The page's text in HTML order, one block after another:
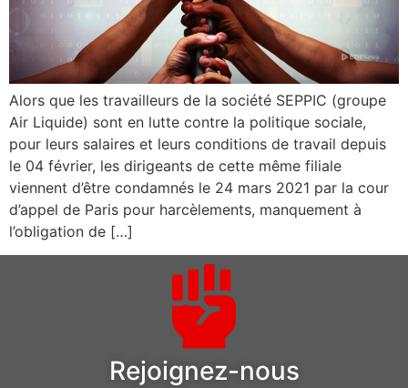
Alors que les travailleurs de la société SEPPIC (groupe
Air Liquide) sont en lutte contre la politique sociale,
pour leurs salaires et leurs conditions de travail depuis
le 04 février, les dirigeants de cette même filiale
viennent d’être condamnés le 24 mars 2021 par la cour
d’appel de Paris pour harcèlements, manquement à
l’obligation de […]
Rejoignez-nous